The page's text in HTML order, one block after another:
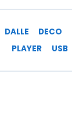
DALLE DECO
PLAYER
USB